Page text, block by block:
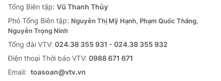
Tổng Biên tập: Vũ Thanh Thủy
Phó Tổng Biên tập: Nguyễn Thị Mỹ Hạnh, Phạm Quốc Thắng,
Nguyễn Trọng Ninh
Tổng đài VTV: 024.38 355 931 - 024.38 355 932
Ðiện thoại Thời báo VTV: 0988 671 671
Email: toasoan@vtv.vn